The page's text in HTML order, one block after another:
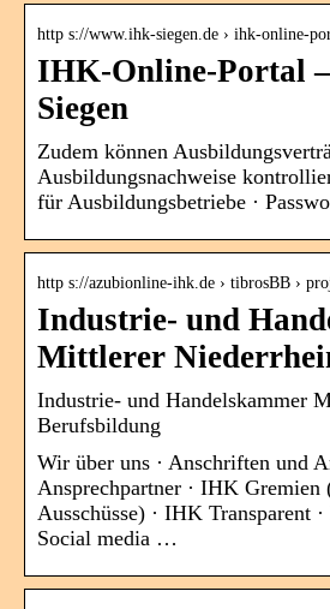
http s://www.ihk-siegen.de › ihk-online-
IHK-Online-Portal
Siegen
Zudem können
Ausbildungsnachweise
für Ausbildungsbetriebe ·
http s://azubionline-ihk.de › tibrosBB ›
Industrie- und
Mittlerer
Industrie- und Handelskammer
Berufsbildung
Wir über uns · Anschriften und
Ansprechpartner · IHK Gremien
Ausschüsse) · IHK Transparent
Social media …